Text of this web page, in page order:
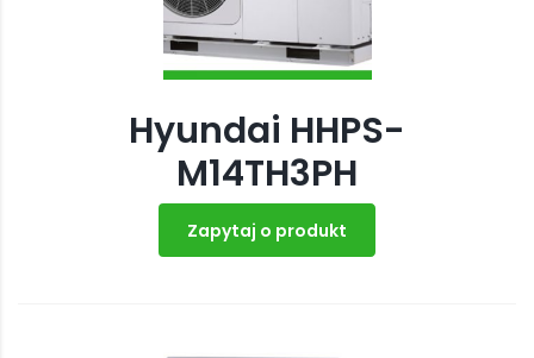
Hyundai HHPS-
M14TH3PH
Zapytaj o produkt